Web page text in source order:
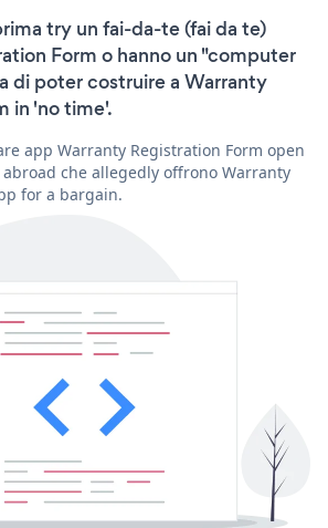
try un fai-da-te (fai da te)
Form o hanno un "computer
di poter costruire a Warranty
in 'no time'.
app Warranty Registration Form open
che allegedly offrono Warranty
for a bargain.